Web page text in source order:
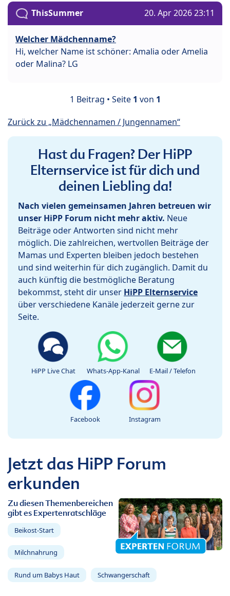
ThisSummer 20. Apr 2026 23:11
Welcher Mädchenname?
Hi, welcher Name ist schöner: Amalia oder Amelia
oder Malina? LG
1 Beitrag • Seite 1 von 1
Zurück zu „Mädchennamen / Jungennamen“
Hast du Fragen? Der HiPP
Elternservice ist für dich und
deinen Liebling da!
Nach vielen gemeinsamen Jahren betreuen wir
unser HiPP Forum nicht mehr aktiv. Neue
Beiträge oder Antworten sind nicht mehr
möglich. Die zahlreichen, wertvollen Beiträge der
Mamas und Experten bleiben jedoch bestehen
und sind weiterhin für dich zugänglich. Damit du
auch künftig die bestmögliche Beratung
bekommst, steht dir unser HiPP Elternservice
über verschiedene Kanäle jederzeit gerne zur
Seite.
HiPP Live Chat Whats-App-Kanal E-Mail / Telefon
Facebook Instagram
Jetzt das HiPP Forum
erkunden
Zu diesen Themenbereichen
gibt es Expertenratschläge
Beikost-Start
Milchnahrung
Rund um Babys Haut Schwangerschaft